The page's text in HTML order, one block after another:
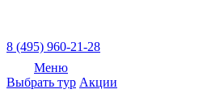
8 (495) 960-21-28
Меню
Выбрать тур Акции